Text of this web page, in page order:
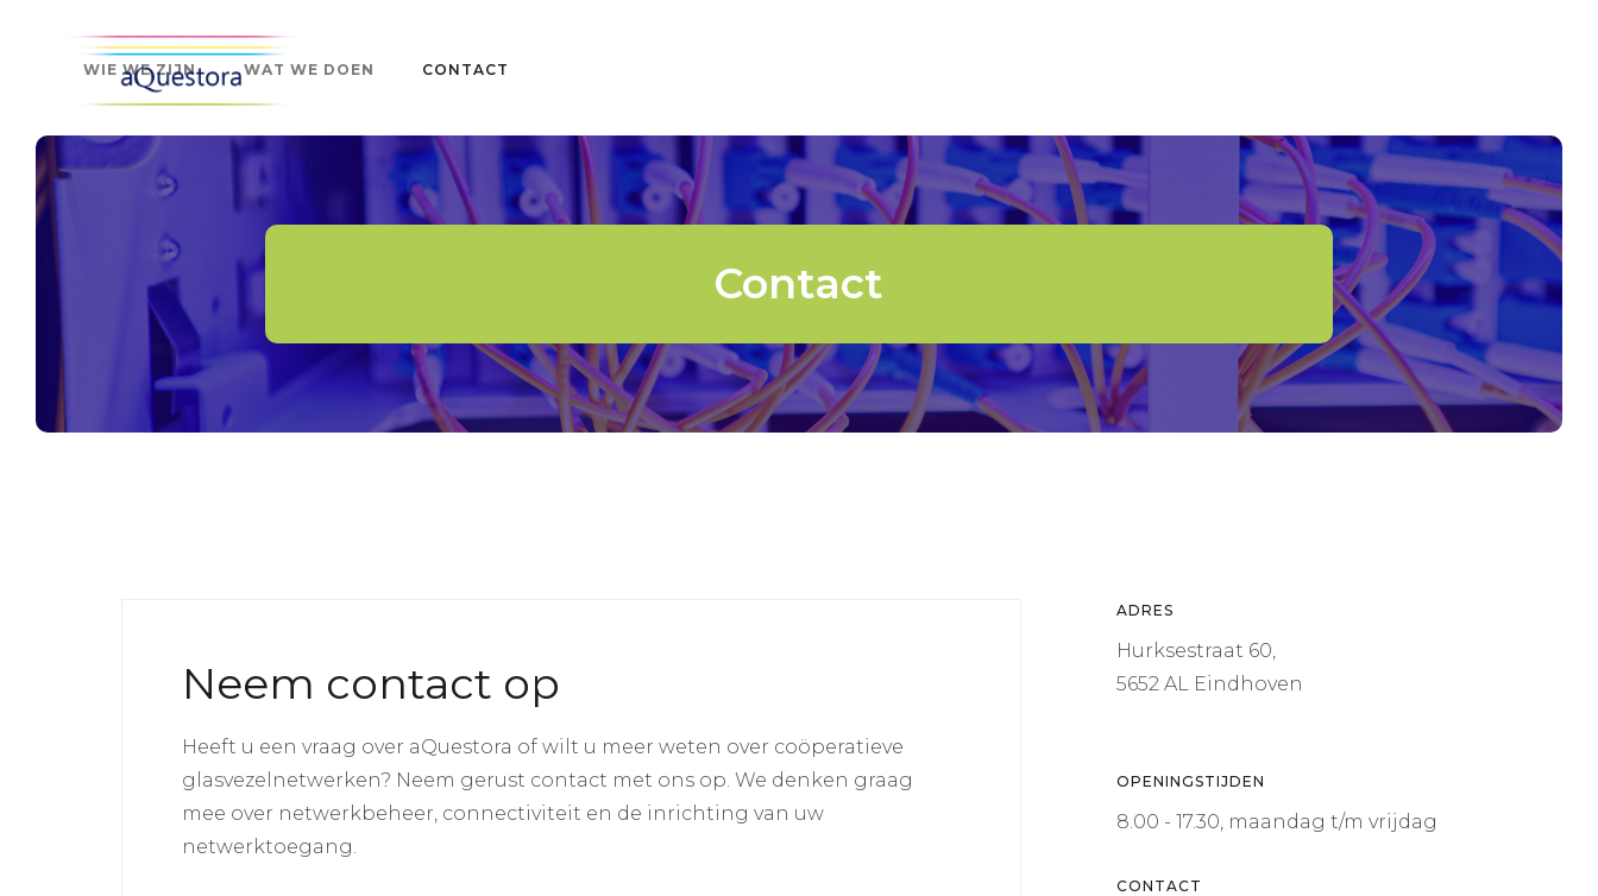
WIE WE ZIJN WAT WE DOEN CONTACT
Contact
Neem contact op
Heeft u een vraag over aQuestora of wilt u meer weten over coöperatieve
glasvezelnetwerken? Neem gerust contact met ons op. We denken graag
mee over netwerkbeheer, connectiviteit en de inrichting van uw
netwerktoegang.
ADRES
Hurksestraat 60,
5652 AL Eindhoven
OPENINGSTIJDEN
8.00 - 17.30, maandag t/m vrijdag
CONTACT